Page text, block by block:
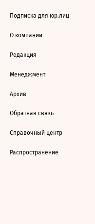
Подписка для юр.лиц
О компании
Редакция
Менеджмент
Архив
Обратная связь
Справочный центр
Распространение